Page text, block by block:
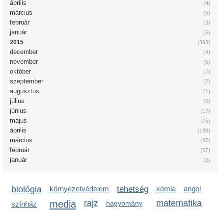
(4)
április
(5)
március
(3)
február
(5)
január
(393)
2015
(4)
december
(5)
november
(7)
október
(7)
szeptember
(1)
augusztus
(6)
július
(17)
június
(75)
május
(138)
április
(97)
március
(57)
február
(2)
január
biológia környezetvédelem tehetség kémia
media matematika
rajz
angol
hagyomány
színház